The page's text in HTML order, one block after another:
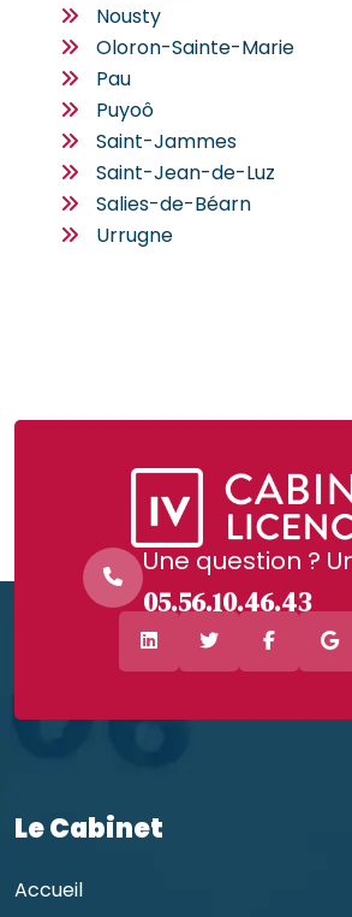
Nousty
Oloron-Sainte-Marie
Pau
Puyoô
Saint-Jammes
Saint-Jean-de-Luz
Salies-de-Béarn
Urrugne
Une question ?
05.56.10.46.43
Le Cabinet
Accueil